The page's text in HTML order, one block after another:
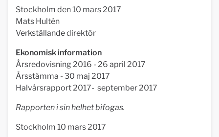
Stockholm den 10 mars 2017
Mats Hultén
Verkställande direktör
Ekonomisk information
Årsredovisning 2016 - 26 april 2017
Årsstämma - 30 maj 2017
Halvårsrapport 2017- september 2017
Rapporten i sin helhet bifogas.
Stockholm 10 mars 2017